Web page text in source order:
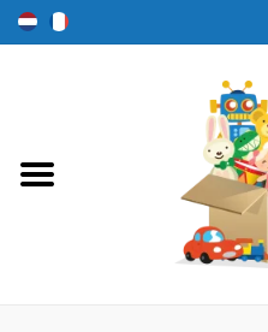
Speelgoed